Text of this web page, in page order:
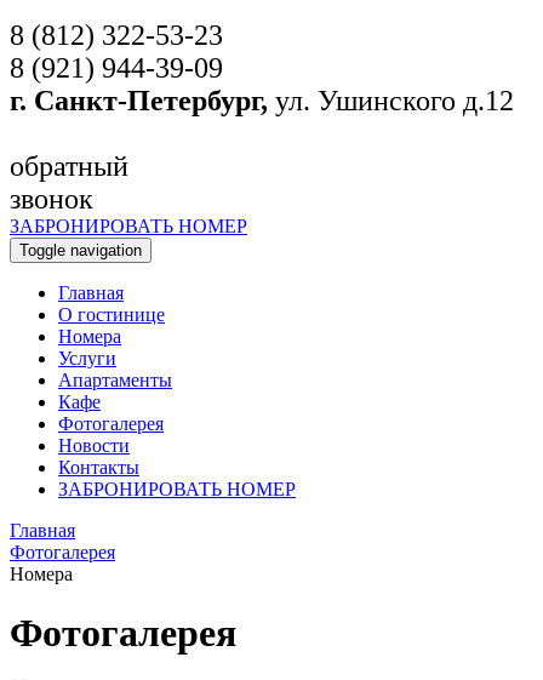
8 (812) 322-53-23
8 (921) 944-39-09
г. Санкт-Петербург, ул. Ушинского д.12
обратный
звонок
ЗАБРОНИРОВАТЬ НОМЕР
Toggle navigation
Главная
O гостинице
Номера
Услуги
Апартаменты
Кафе
Фотогалерея
Новости
Контакты
ЗАБРОНИРОВАТЬ НОМЕР
Главная
Фотогалерея
Номера
Фотогалерея